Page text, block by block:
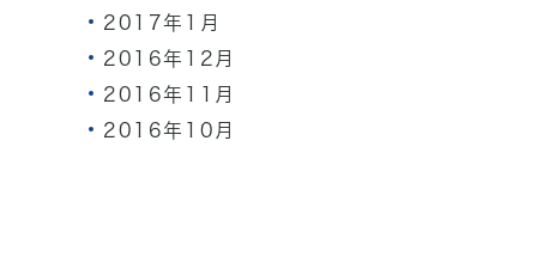
2017年1月
2016年12月
2016年11月
2016年10月